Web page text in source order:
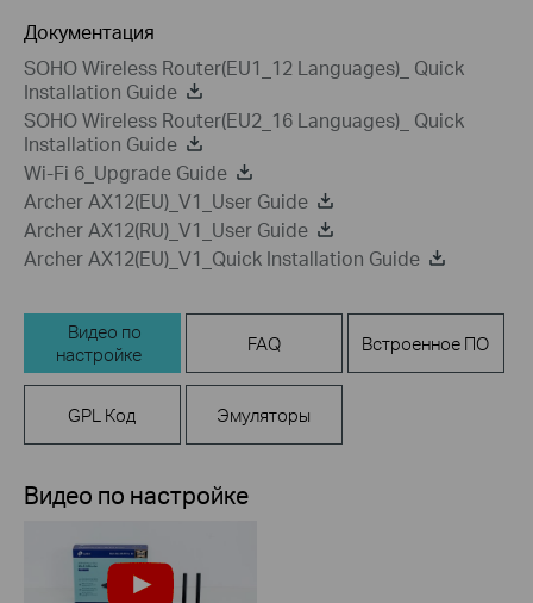
Документация
SOHO Wireless Router(EU1_12 Languages)_ Quick
Installation Guide
SOHO Wireless Router(EU2_16 Languages)_ Quick
Installation Guide
Wi-Fi 6_Upgrade Guide
Archer AX12(EU)_V1_User Guide
Archer AX12(RU)_V1_User Guide
Archer AX12(EU)_V1_Quick Installation Guide
Видео по
настройке
FAQ Встроенное ПО
GPL Код Эмуляторы
Видео по настройке